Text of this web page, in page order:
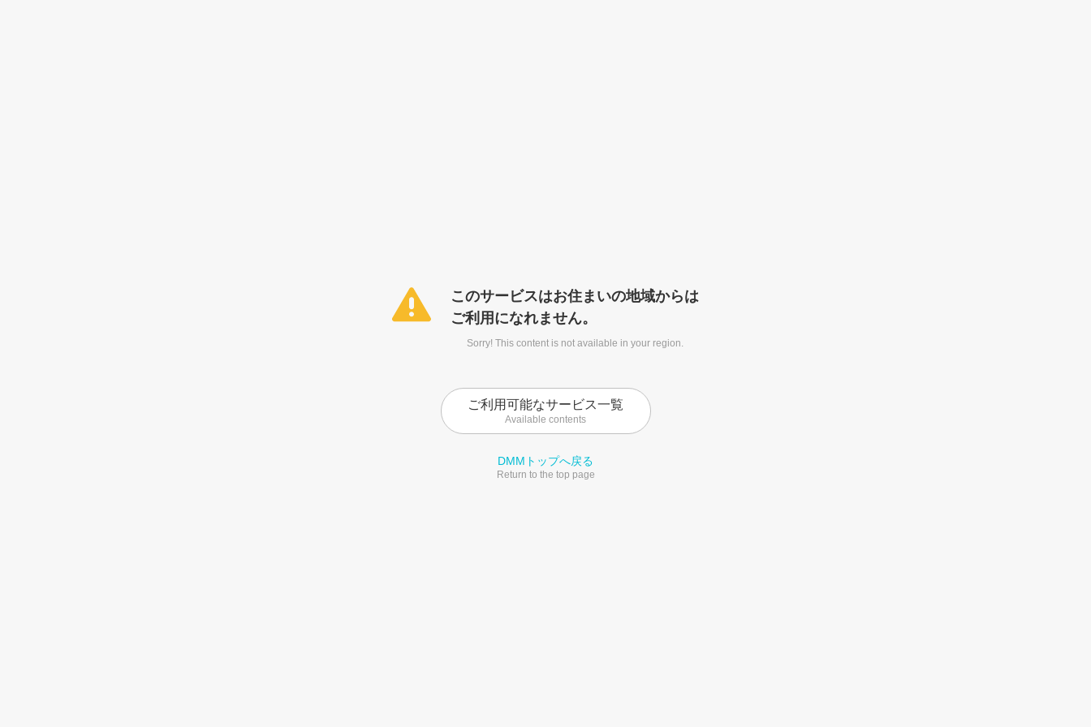
このサービスはお住まいの地域からは
ご利用になれません。
Sorry! This content is not available in your region.
ご利用可能なサービス一覧
Available contents
DMMトップへ戻る
Return to the top page